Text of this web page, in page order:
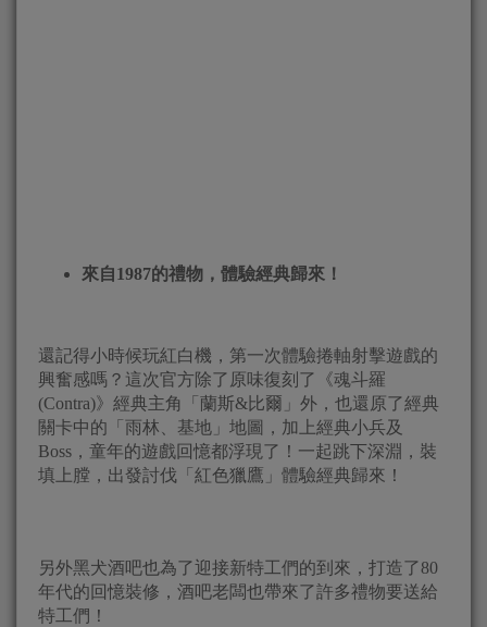
來自1987的禮物，體驗經典歸來！
還記得小時候玩紅白機，第一次體驗捲軸射擊遊戲的
興奮感嗎？這次官方除了原味復刻了《魂斗羅
(Contra)》經典主角「蘭斯&比爾」外，也還原了經典
關卡中的「雨林、基地」地圖，加上經典小兵及
Boss，童年的遊戲回憶都浮現了！一起跳下深淵，裝
填上膛，出發討伐「紅色獵鷹」體驗經典歸來！
另外黑犬酒吧也為了迎接新特工們的到來，打造了80
年代的回憶裝修，酒吧老闆也帶來了許多禮物要送給
特工們！